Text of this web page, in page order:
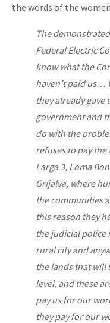
the words of the
The
Federal Electric
know what the
haven’t paid us…
they already gave
government and
do with the
refuses to pay
Larga 3, Loma
Grijalva, where
the communities
this reason they
the judicial police
rural city and
the lands that will
level, and these
pay us for our
they pay for our